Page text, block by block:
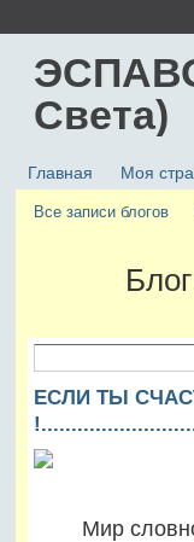
Света)
Главная Моя
Все записи блогов
ЕСЛИ ТЫ
Мир словно